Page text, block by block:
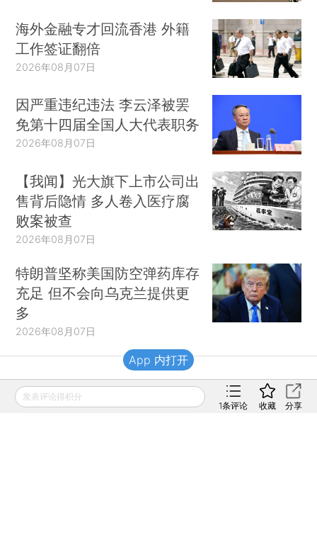
海外金融专才回流香港 外籍
工作签证翻倍
2026年08月07日
因严重违纪违法 李云泽被罢
免第十四届全国人大代表职务
2026年08月07日
【我闻】光大旗下上市公司出
售背后隐情 多人卷入医疗腐
败案被查
2026年08月07日
特朗普坚称美国防空弹药库存
充足 但不会向乌克兰提供更
多
2026年08月07日
财新移动
发表评论得积分
1条评论 收藏 分享
App 内打开